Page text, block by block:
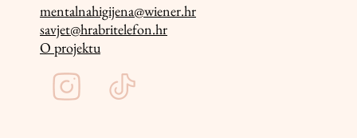
mentalnahigijena@wiener.hr
savjet@hrabritelefon.hr
O projektu